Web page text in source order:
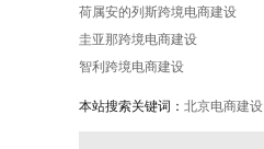
荷属安的列斯跨境电商建设
圭亚那跨境电商建设
智利跨境电商建设
本站搜索关键词： 北京电商建设